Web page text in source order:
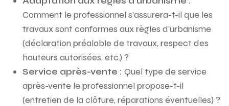
Comment le professionnel s’assurera-t-il que les
travaux sont conformes aux règles d’urbanisme
(déclaration préalable de travaux, respect des
hauteurs autorisées, etc.) ?
Service après-vente : Quel type de service
après-vente le professionnel propose-t-il
(entretien de la clôture, réparations éventuelles) ?